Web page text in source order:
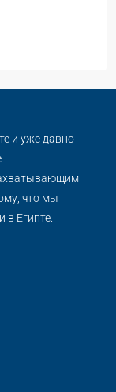
и уже давно
что мы
в Египте.